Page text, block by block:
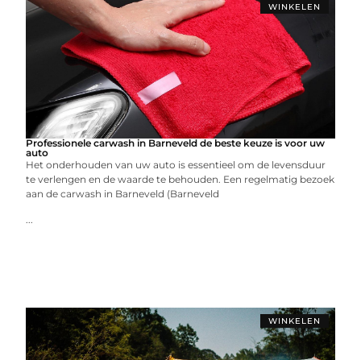
WINKELEN
Professionele carwash in Barneveld de beste keuze is voor uw
auto
Het onderhouden van uw auto is essentieel om de levensduur
te verlengen en de waarde te behouden. Een regelmatig bezoek
aan de carwash in Barneveld (Barneveld
...
WINKELEN